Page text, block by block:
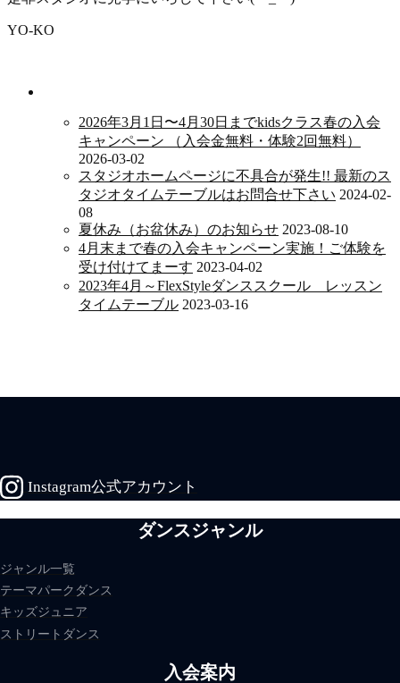
YO-KO
2026年3月1日〜4月30日までkidsクラス春の入会
キャンペーン （入会金無料・体験2回無料）
2026-03-02
スタジオホームページに不具合が発生!! 最新のス
タジオタイムテーブルはお問合せ下さい 2024-02-
08
夏休み（お盆休み）のお知らせ 2023-08-10
4月末まで春の入会キャンペーン実施！ご体験を
受け付けてまーす 2023-04-02
2023年4月～FlexStyleダンススクール レッスン
タイムテーブル 2023-03-16
Instagram公式アカウント
ダンスジャンル
ジャンル一覧
テーマパークダンス
キッズジュニア
ストリートダンス
入会案内